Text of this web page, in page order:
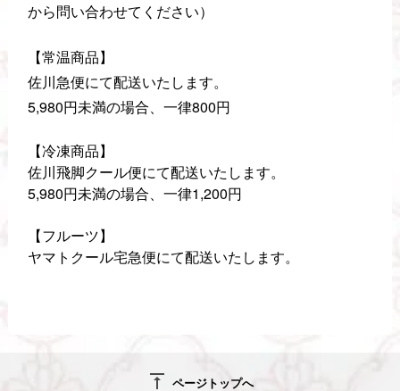
から問い合わせてください）
【常温商品】
佐川急便にて配送いたします。
5,980円未満の場合、一律800円
【冷凍商品】
佐川飛脚クール便にて配送いたします。
5,980円未満の場合、一律1,200円
【フルーツ】
ヤマトクール宅急便にて配送いたします。
vertical_align_top ページトップへ